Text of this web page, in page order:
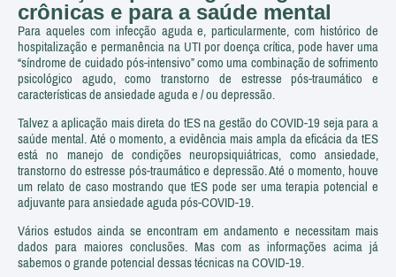
crônicas e para a saúde mental
Para aqueles com infecção aguda e, particularmente, com histórico de
hospitalização e permanência na UTI por doença crítica, pode haver uma
“síndrome de cuidado pós-intensivo” como uma combinação de sofrimento
psicológico agudo, como transtorno de estresse pós-traumático e
características de ansiedade aguda e / ou depressão.
Talvez a aplicação mais direta do tES na gestão do COVID-19 seja para a
saúde mental. Até o momento, a evidência mais ampla da eficácia da tES
está no manejo de condições neuropsiquiátricas, como ansiedade,
transtorno do estresse pós-traumático e depressão. Até o momento, houve
um relato de caso mostrando que tES pode ser uma terapia potencial e
adjuvante para ansiedade aguda pós-COVID-19.
Vários estudos ainda se encontram em andamento e necessitam mais
dados para maiores conclusões. Mas com as informações acima já
sabemos o grande potencial dessas técnicas na COVID-19.